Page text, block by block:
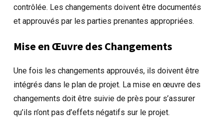
contrôlée. Les changements doivent être documentés
et approuvés par les parties prenantes appropriées.
Mise en Œuvre des Changements
Une fois les changements approuvés, ils doivent être
intégrés dans le plan de projet. La mise en œuvre des
changements doit être suivie de près pour s’assurer
qu’ils n’ont pas d’effets négatifs sur le projet.